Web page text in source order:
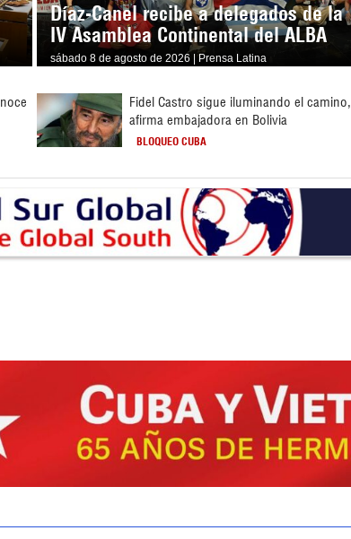
Díaz-Canel recibe a delegados de la
IV Asamblea Continental del ALBA
sábado 8 de agosto de 2026 | Prensa Latina
Fidel Castro sigue iluminando el camino,
afirma embajadora en Bolivia
BLOQUEO CUBA